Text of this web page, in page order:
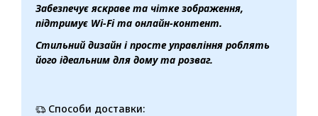
Забезпечує яскраве та чітке зображення,
підтримує Wi-Fi та онлайн-контент.
Стильний дизайн і просте управління роблять
його ідеальним для дому та розваг.
Способи доставки: